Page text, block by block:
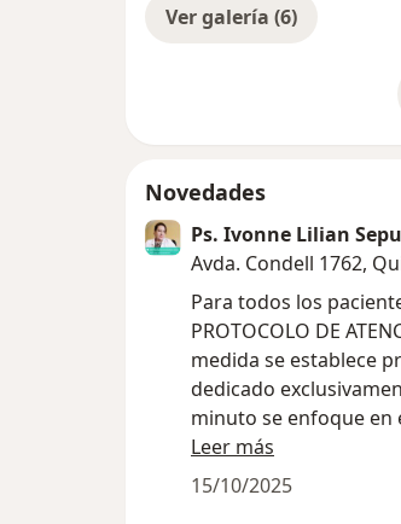
Ver galería (6)
Novedades
Ps. Ivonne Lilian
Avda. Condell 1762,
Para todos los
PROTOCOLO DE
medida se establece
dedicado
minuto se enfoque en
Se ha generado una
el paciente la instale
Leer más
15/10/2025